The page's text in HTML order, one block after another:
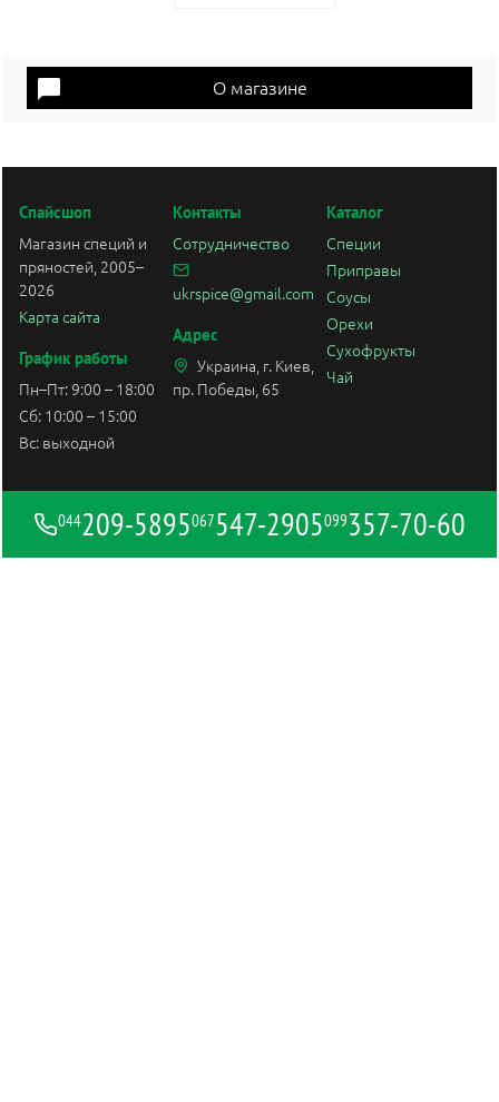
О магазине
Спайсшоп
Магазин специй и
пряностей, 2005–
2026
Карта сайта
График работы
Пн–Пт: 9:00 – 18:00
Сб: 10:00 – 15:00
Вс: выходной
Контакты
Сотрудничество
ukrspice@gmail.com
Адрес
Украина, г. Киев,
пр. Победы, 65
Каталог
Специи
Приправы
Соусы
Орехи
Сухофрукты
Чай
044209-5895067547-2905099357-70-60